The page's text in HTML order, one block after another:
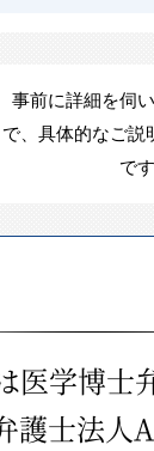
事前に詳細を伺
で、具体的なご説
です
医学博士
護士法人